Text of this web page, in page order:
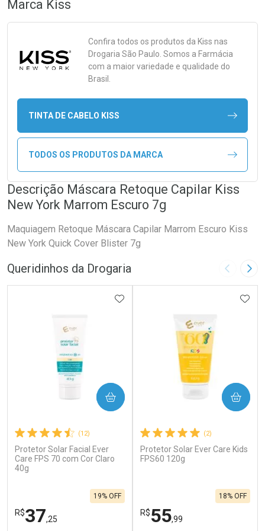
Marca Kiss
Confira todos os produtos da Kiss nas
Drogaria São Paulo. Somos a Farmácia
com a maior variedade e qualidade do
Brasil.
TINTA DE CABELO KISS
TODOS OS PRODUTOS DA MARCA
Descrição Máscara Retoque Capilar Kiss
New York Marrom Escuro 7g
Maquiagem Retoque Máscara Capilar Marrom Escuro Kiss
New York Quick Cover Blister 7g
Queridinhos da Drogaria Imagem
(12)
Protetor Solar Facial Ever
Care FPS 70 com Cor Claro
40g
R$37,25
19% OFF
ADICIONAR AOS FAVORITOS
COMPRAR
(2)
Protetor Solar Ever Care Kids
FPS60 120g
R$55,99
18% OFF
COMPRAR